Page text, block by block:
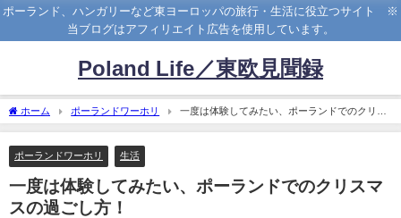
ポーランド、ハンガリーなど東ヨーロッパの旅行・生活に役立つサイト ※
当ブログはアフィリエイト広告を使用しています。
Poland Life／東欧見聞録
ホーム ポーランドワーホリ
一度は体験してみたい、ポーランドでのクリス
マスの過ごし方！
ポーランドワーホリ 生活
一度は体験してみたい、ポーランドでのクリスマ
スの過ごし方！